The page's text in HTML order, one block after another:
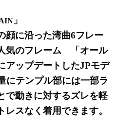
」
顔に沿った湾曲6フレー
気のフレーム 「オール
アップデートしたJPモデ
にテンプル部には一部ラ
で動きに対するズレを軽
スなく着用できます。